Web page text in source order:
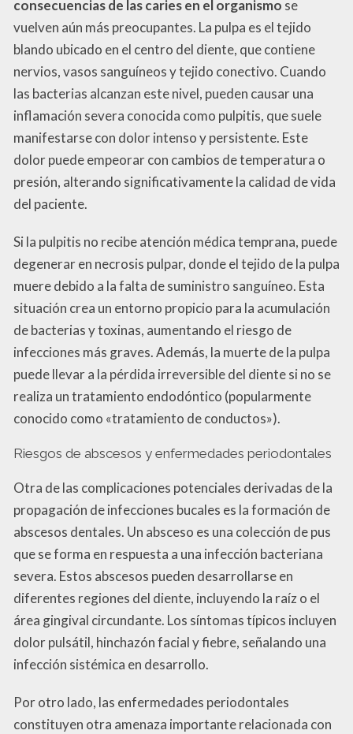
consecuencias de las caries en el organismo se
vuelven aún más preocupantes. La pulpa es el tejido
blando ubicado en el centro del diente, que contiene
nervios, vasos sanguíneos y tejido conectivo. Cuando
las bacterias alcanzan este nivel, pueden causar una
inflamación severa conocida como pulpitis, que suele
manifestarse con dolor intenso y persistente. Este
dolor puede empeorar con cambios de temperatura o
presión, alterando significativamente la calidad de vida
del paciente.
Si la pulpitis no recibe atención médica temprana, puede
degenerar en necrosis pulpar, donde el tejido de la pulpa
muere debido a la falta de suministro sanguíneo. Esta
situación crea un entorno propicio para la acumulación
de bacterias y toxinas, aumentando el riesgo de
infecciones más graves. Además, la muerte de la pulpa
puede llevar a la pérdida irreversible del diente si no se
realiza un tratamiento endodóntico (popularmente
conocido como «tratamiento de conductos»).
Riesgos de abscesos y enfermedades periodontales
Otra de las complicaciones potenciales derivadas de la
propagación de infecciones bucales es la formación de
abscesos dentales. Un absceso es una colección de pus
que se forma en respuesta a una infección bacteriana
severa. Estos abscesos pueden desarrollarse en
diferentes regiones del diente, incluyendo la raíz o el
área gingival circundante. Los síntomas típicos incluyen
dolor pulsátil, hinchazón facial y fiebre, señalando una
infección sistémica en desarrollo.
Por otro lado, las enfermedades periodontales
constituyen otra amenaza importante relacionada con